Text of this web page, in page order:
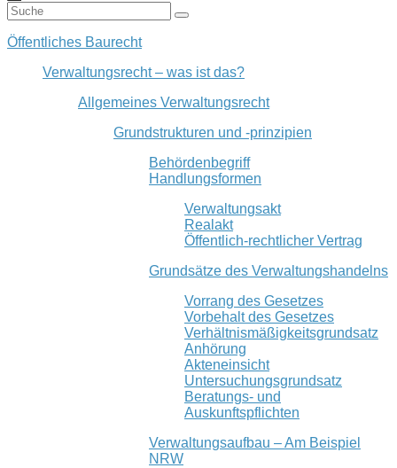
Öffentliches Baurecht
Verwaltungsrecht – was ist das?
Allgemeines Verwaltungsrecht
Grundstrukturen und -prinzipien
Behördenbegriff
Handlungsformen
Verwaltungsakt
Realakt
Öffentlich-rechtlicher Vertrag
Grundsätze des Verwaltungshandelns
Vorrang des Gesetzes
Vorbehalt des Gesetzes
Verhältnismäßigkeitsgrundsatz
Anhörung
Akteneinsicht
Untersuchungsgrundsatz
Beratungs- und
Auskunftspflichten
Verwaltungsaufbau – Am Beispiel
NRW